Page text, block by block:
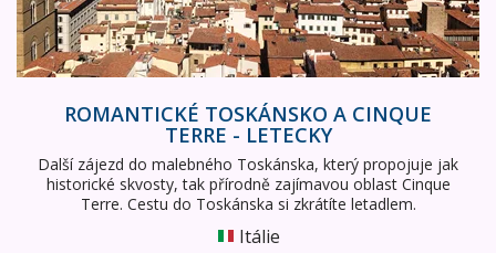
ROMANTICKÉ TOSKÁNSKO A CINQUE
TERRE - LETECKY
Další zájezd do malebného Toskánska, který propojuje jak
historické skvosty, tak přírodně zajímavou oblast Cinque
Terre. Cestu do Toskánska si zkrátíte letadlem.
Itálie